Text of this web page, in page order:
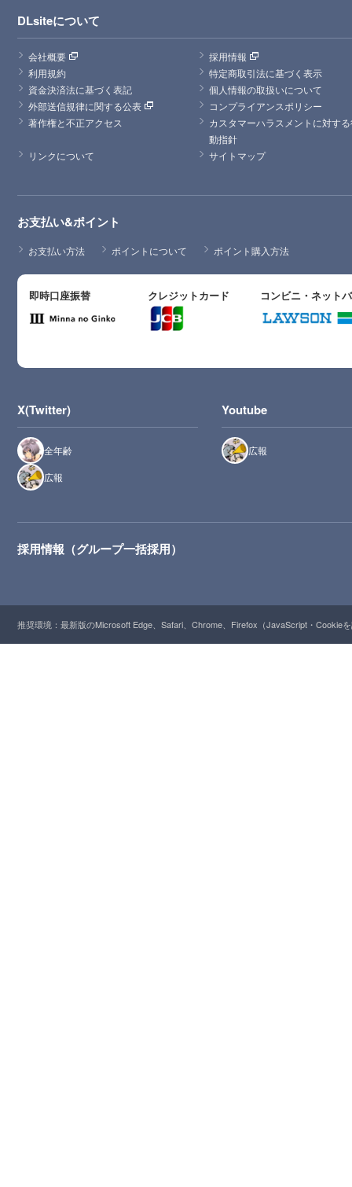
DLsiteについて
会社概要
採用情報
利用規約
特定商取引法に基づく表示
資金決済法に基づく表記
個人情報の取扱いについて
外部送信規律に関する公表
コンプライアンスポリシー
著作権と不正アクセス
カスタマーハラスメントに対す
動指針
リンクについて
サイトマップ
お支払い&ポイント
お支払い方法 ポイントについて ポイント購入方法
即時口座振替 クレジットカード コンビニ・ネット
X(Twitter)
全年齢
広報
Youtube
広報
採用情報（グループ一括採用）
推奨環境：最新版のMicrosoft Edge、Safari、Chrome、Firefox（JavaScript・Cookie